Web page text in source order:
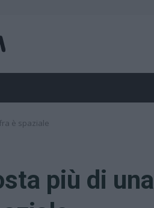
è spaziale
più di una